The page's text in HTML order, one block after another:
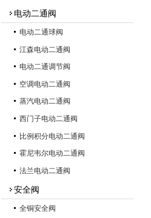
电动二通阀
电动二通球阀
江森电动二通阀
电动二通调节阀
空调电动二通阀
蒸汽电动二通阀
西门子电动二通阀
比例积分电动二通阀
霍尼韦尔电动二通阀
法兰电动二通阀
安全阀
全铜安全阀